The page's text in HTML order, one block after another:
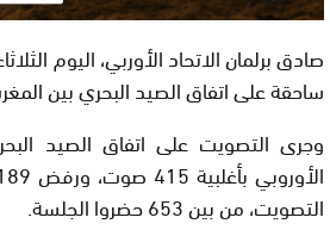
صادق برلمان الاتحاد الأوربي، اليوم
ساحقة على اتفاق الصيد البحري بين
وجرى التصويت على اتفاق الصيد
التصويت، من بين 653 حضروا الجلسة.